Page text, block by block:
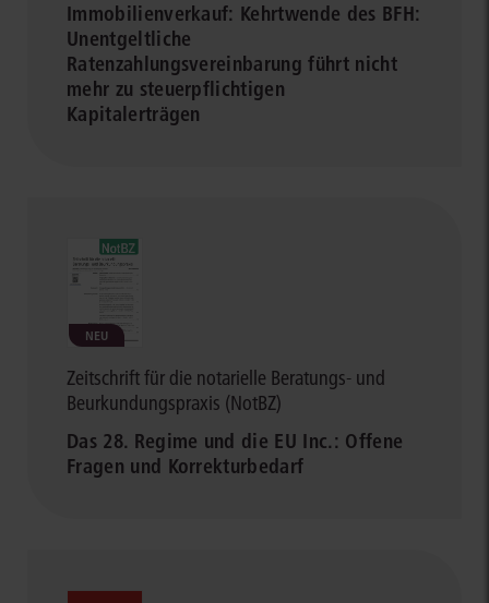
Immobilienverkauf: Kehrtwende des BFH:
Unentgeltliche
Ratenzahlungsvereinbarung führt nicht
mehr zu steuerpflichtigen
Kapitalerträgen
NEU
Zeitschrift für die notarielle Beratungs- und
Beurkundungspraxis (NotBZ)
Das 28. Regime und die EU Inc.: Offene
Fragen und Korrekturbedarf